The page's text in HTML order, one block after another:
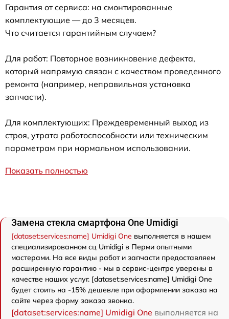
Гарантия от сервиса: на смонтированные
комплектующие — до 3 месяцев.
Что считается гарантийным случаем?
Для работ: Повторное возникновение дефекта,
который напрямую связан с качеством проведенного
ремонта (например, неправильная установка
запчасти).
Для комплектующих: Преждевременный выход из
строя, утрата работоспособности или техническим
параметрам при нормальном использовании.
Показать полностью
Замена стекла смартфона One Umidigi
[dataset:services:name] Umidigi One выполняется в нашем
специализированном сц Umidigi в Перми опытными
мастерами. На все виды работ и запчасти предоставляем
расширенную гарантию - мы в сервис-центре уверены в
качестве наших услуг. [dataset:services:name] Umidigi One
будет стоить на -15% дешевле при оформлении заказа на
сайте через форму заказа звонка.
[dataset:services:name] Umidigi One выполняется на